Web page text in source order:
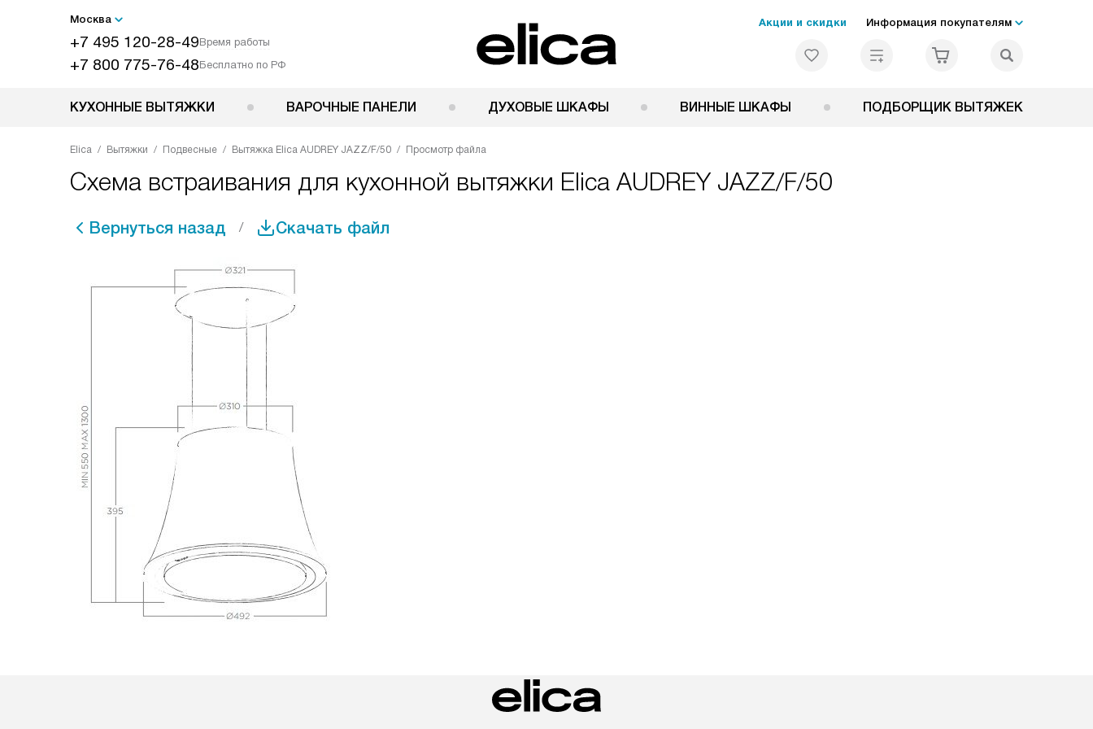
Москва
+7 495 120-28-49Время работы
+7 800 775-76-48Бесплатно по РФ
Акции и скидки Информация покупателям
КУХОННЫЕ ВЫТЯЖКИ ВАРОЧНЫЕ ПАНЕЛИ ДУХОВЫЕ ШКАФЫ ВИННЫЕ ШКАФЫ ПОДБОРЩИК ВЫТЯЖЕК
Elica Вытяжки Подвесные Вытяжка Elica AUDREY JAZZ/F/50 Просмотр файла
Схема встраивания для кухонной вытяжки Elica AUDREY JAZZ/F/50
Вернуться назад Скачать файл